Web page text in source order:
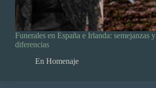
Funerales en España e Irlanda: semejanzas y
diferencias
En Homenaje